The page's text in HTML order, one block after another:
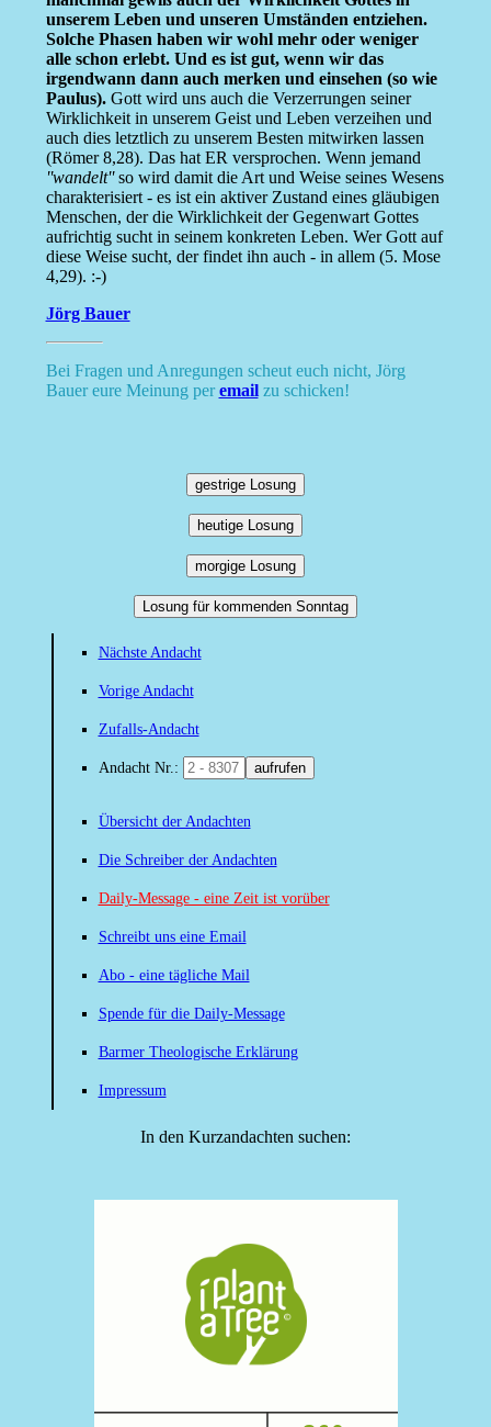
unserem Leben und unseren Umständen entziehen.
Solche Phasen haben wir wohl mehr oder weniger
alle schon erlebt. Und es ist gut, wenn wir das
irgendwann dann auch merken und einsehen (so wie
Paulus).Gott wird uns auch die Verzerrungen seiner
Wirklichkeit in unserem Geist und Leben verzeihen und
auch dies letztlich zu unserem Besten mitwirken lassen
(Römer 8,28). Das hat ER versprochen. Wenn jemand
''wandelt''so wird damit die Art und Weise seines Wesens
charakterisiert - es ist ein aktiver Zustand eines gläubigen
Menschen, der die Wirklichkeit der Gegenwart Gottes
aufrichtig sucht in seinem konkreten Leben. Wer Gott auf
diese Weise sucht, der findet ihn auch - in allem (5. Mose
4,29). :-)
Jörg Bauer
Bei Fragen und Anregungen scheut euch nicht, Jörg
Bauer eure Meinung peremailzu schicken!
gestrige Losung
heutige Losung
morgige Losung
Losung für kommenden Sonntag
Nächste Andacht
Vorige Andacht
Zufalls-Andacht
Andacht Nr.: aufrufen
Übersicht der Andachten
Die Schreiber der Andachten
Daily-Message - eine Zeit ist vorüber
Schreibt uns eine Email
Abo - eine tägliche Mail
Spende für die Daily-Message
Barmer Theologische Erklärung
Impressum
In den Kurzandachten suchen: